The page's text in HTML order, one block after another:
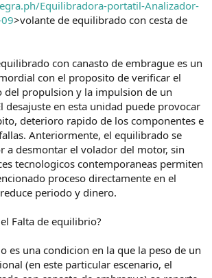
Equilibradora-portatil-Analizador-
>volante de equilibrado con cesta de
con canasto de embrague es un
con el proposito de verificar el
del propulsion y la impulsion de un
desajuste en esta unidad puede provocar
deterioro rapido de los componentes e
Anteriormente, el equilibrado se
a desmontar el volador del motor, sin
tecnologicos contemporaneas permiten
proceso directamente en el
periodo y dinero.
Falta de equilibrio?
es una condicion en la que la peso de un
(en este particular escenario, el